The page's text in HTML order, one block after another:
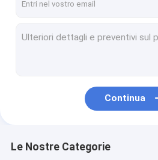
Continua
Le Nostre Categorie